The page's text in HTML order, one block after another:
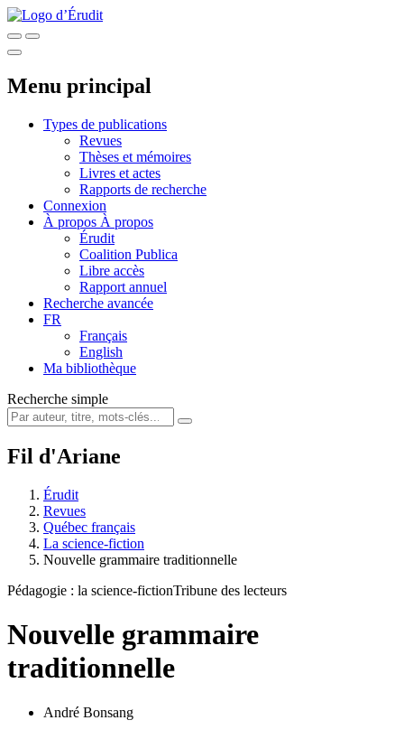
Menu principal
Types de publications
Revues
Thèses et mémoires
Livres et actes
Rapports de recherche
Connexion
À propos À propos
Érudit
Coalition Publica
Libre accès
Rapport annuel
Recherche avancée
FR
Français
English
Ma bibliothèque
Recherche simple
Fil d'Ariane
Érudit
Revues
Québec français
La science-fiction
Nouvelle grammaire traditionnelle
Pédagogie : la science-fictionTribune des lecteurs
Nouvelle grammaire
traditionnelle
André Bonsang